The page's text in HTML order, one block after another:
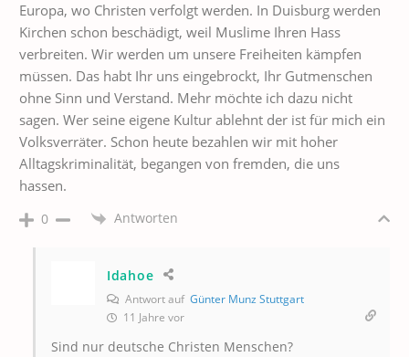
Europa, wo Christen verfolgt werden. In Duisburg werden
Kirchen schon beschädigt, weil Muslime Ihren Hass
verbreiten. Wir werden um unsere Freiheiten kämpfen
müssen. Das habt Ihr uns eingebrockt, Ihr Gutmenschen
ohne Sinn und Verstand. Mehr möchte ich dazu nicht
sagen. Wer seine eigene Kultur ablehnt der ist für mich ein
Volksverräter. Schon heute bezahlen wir mit hoher
Alltagskriminalität, begangen von fremden, die uns
hassen.
0 Antworten
Idahoe
Antwort auf Günter Munz Stuttgart
11 Jahre vor
Sind nur deutsche Christen Menschen?